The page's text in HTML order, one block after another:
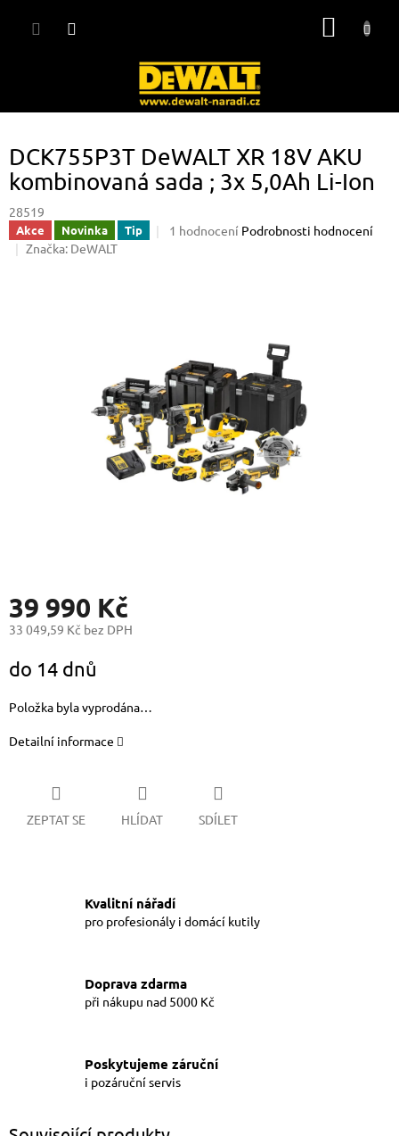
DCK755P3T DeWALT XR 18V AKU
kombinovaná sada ; 3x 5,0Ah Li-Ion
28519
Akce Novinka Tip
Průměrné
1 hodnocení Podrobnosti hodnocení
Značka: DeWALT
39 990 Kč
33 049,59 Kč bez DPH
cena:
do 14 dnů
Položka byla vyprodána…
Detailní informace
ZEPTAT SE HLÍDAT SDÍLET
Kvalitní nářadí
pro profesionály i domácí kutily
Doprava zdarma
při nákupu nad 5000 Kč
Poskytujeme záruční
i pozáruční servis